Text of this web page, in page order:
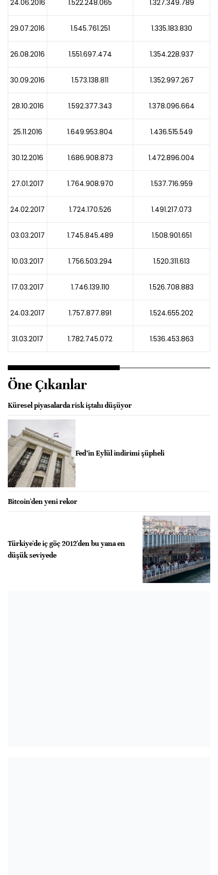
24.06.2016 1.522.248.065 1.327.349.789
29.07.2016 1.545.761.251 1.335.183.830
26.08.2016 1.551.697.474 1.354.228.937
30.09.2016 1.573.138.811 1.352.997.267
28.10.2016 1.592.377.343 1.378.096.664
25.11.2016 1.649.953.804 1.436.515.549
30.12.2016 1.686.908.873 1.472.896.004
27.01.2017 1.764.908.970 1.537.716.959
24.02.2017 1.724.170.526 1.491.217.073
03.03.2017 1.745.845.489 1.508.901.651
10.03.2017 1.756.503.294 1.520.311.613
17.03.2017 1.746.139.110 1.526.708.883
24.03.2017 1.757.877.891 1.524.655.202
31.03.2017 1.782.745.072 1.536.453.863
Öne Çıkanlar
Küresel piyasalarda risk iştahı düşüyor
Fed’in Eylül indirimi şüpheli
Bitcoin'den yeni rekor
Türkiye'de iç göç 2012'den bu yana en
düşük seviyede